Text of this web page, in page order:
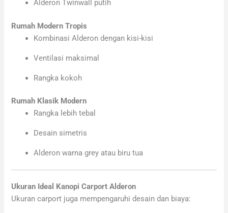
Alderon Twinwall putih
Rumah Modern Tropis
Kombinasi Alderon dengan kisi-kisi
Ventilasi maksimal
Rangka kokoh
Rumah Klasik Modern
Rangka lebih tebal
Desain simetris
Alderon warna grey atau biru tua
Ukuran Ideal Kanopi Carport Alderon
Ukuran carport juga mempengaruhi desain dan biaya: